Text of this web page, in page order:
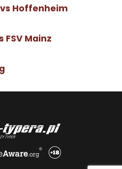
Hoffenheim
FSV Mainz